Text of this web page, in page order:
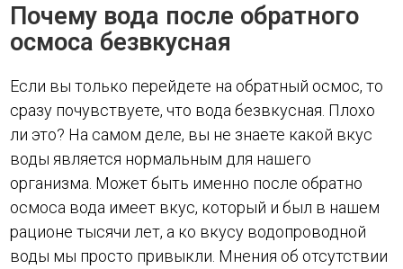
Почему вода после обратного
осмоса безвкусная
Если вы только перейдете на обратный осмос, то
сразу почувствуете, что вода безвкусная. Плохо
ли это? На самом деле, вы не знаете какой вкус
воды является нормальным для нашего
организма. Может быть именно после обратно
осмоса вода имеет вкус, который и был в нашем
рационе тысячи лет, а ко вкусу водопроводной
воды мы просто привыкли. Мнения об отсутствии